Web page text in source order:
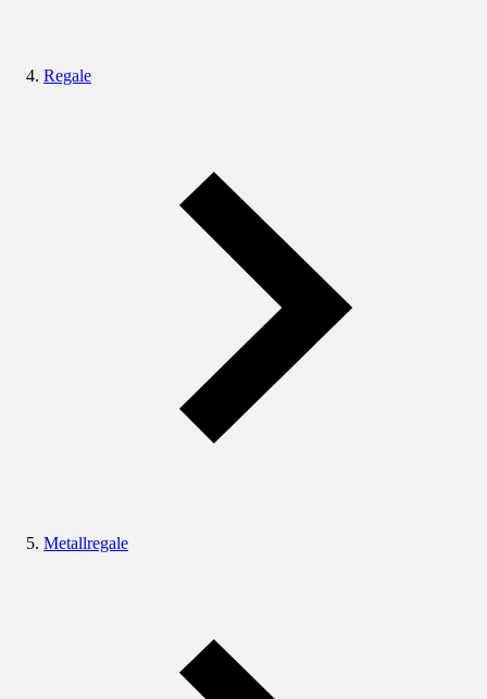
Regale
Metallregale